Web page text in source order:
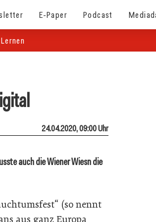
E-Paper Podcast
24.04.2020, 09:00 Uhr
auch die Wiener Wiesn die
(so nennt
aus ganz Europa